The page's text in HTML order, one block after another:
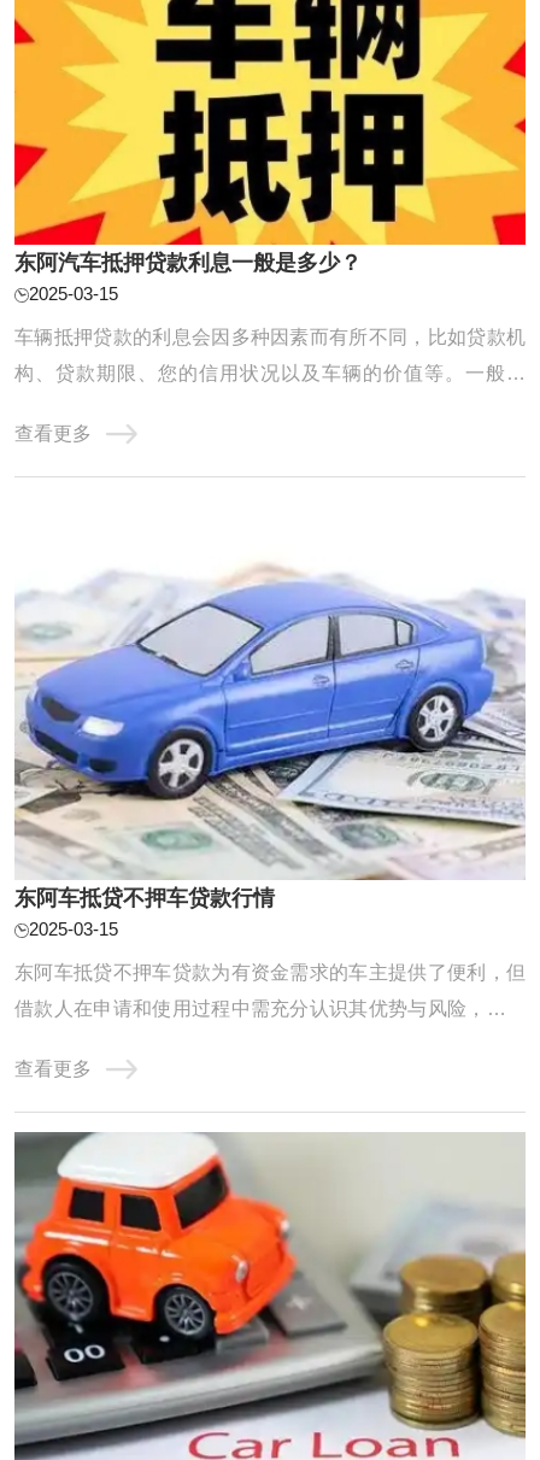
东阿汽车抵押贷款利息一般是多少？
2025-03-15
车辆抵押贷款的利息会因多种因素而有所不同，比如贷款机
构、贷款期限、您的信用状况以及车辆的价值等。一般来
5%到10%之间。具体到我们公司，利息计算方式会根据您的
具体情况来确定，我们的利率通常是比较合理且透明的，您
查看更多
东阿车抵贷不押车贷款行情
2025-03-15
东阿车抵贷不押车贷款为有资金需求的车主提供了便利，但
借款人在申请和使用过程中需充分认识其优势与风险，谨慎
时代发展，由于快节奏加上经济不景气，资金周转已经是大
多数人头疼的问题，亲戚朋友同事张不开口，抵押房产又大
费周章，用汽车抵押贷款已经是很多人的选 ...
查看更多